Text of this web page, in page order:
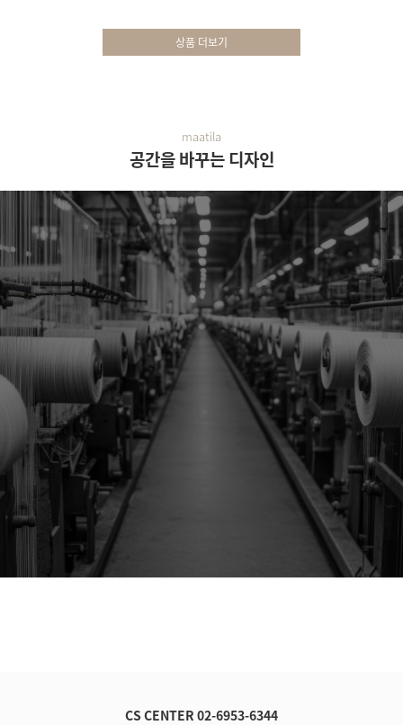
상품 더보기
maatila
공간을 바꾸는 디자인
CS CENTER 02-6953-6344